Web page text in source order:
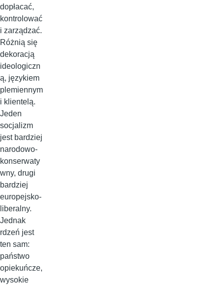
dopłacać,
kontrolować
i zarządzać.
Różnią się
dekoracją
ideologiczn
ą, językiem
plemiennym
i klientelą.
Jeden
socjalizm
jest bardziej
narodowo-
konserwaty
wny, drugi
bardziej
europejsko-
liberalny.
Jednak
rdzeń jest
ten sam:
państwo
opiekuńcze,
wysokie